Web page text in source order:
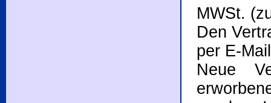
MWSt.
Den
per E-
Neue